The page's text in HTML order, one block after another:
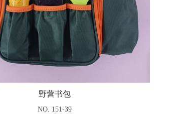
野营书包
NO. 151-39